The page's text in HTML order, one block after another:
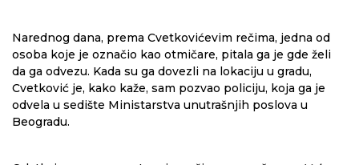
Narednog dana, prema Cvetkovićevim rečima, jedna od
osoba koje je označio kao otmičare, pitala ga je gde želi
da ga odvezu. Kada su ga dovezli na lokaciju u gradu,
Cvetković je, kako kaže, sam pozvao policiju, koja ga je
odvela u sedište Ministarstva unutrašnjih poslova u
Beogradu.